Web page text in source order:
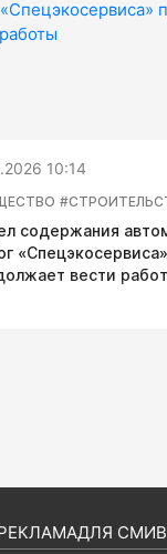
10:14
содержания
«Спецэкосервиса»
вести
ДЛЯ СМИ